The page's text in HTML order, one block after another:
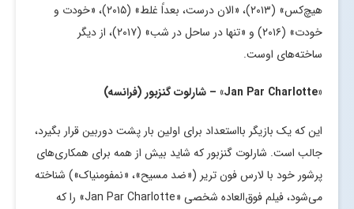
هیچ‌کس» (۲۰۱۳)، «الان درست، بعداً غلط» (۲۰۱۵)، «خودت و
خودت» (۲۰۱۶) و «تنها در ساحل در شب» (۲۰۱۷)، از دیگر
ساخته‌های اوست.
«
Jan Par Charlotte» – شارلوت گنزبور (فرانسه)
این که یک بازیگر بااستعداد برای اولین بار پشت دوربین قرار بگیرد،
جالب است. شارلوت گنزبور که شاید بیش از همه برای همکاری‌های
پرشور خود با لارس فون تریر («ضد مسیح»، «نمفومنیاک») شناخته
می‌شود، فیلم فوق‌العاده شخصی «Jan Par Charlotte» را که